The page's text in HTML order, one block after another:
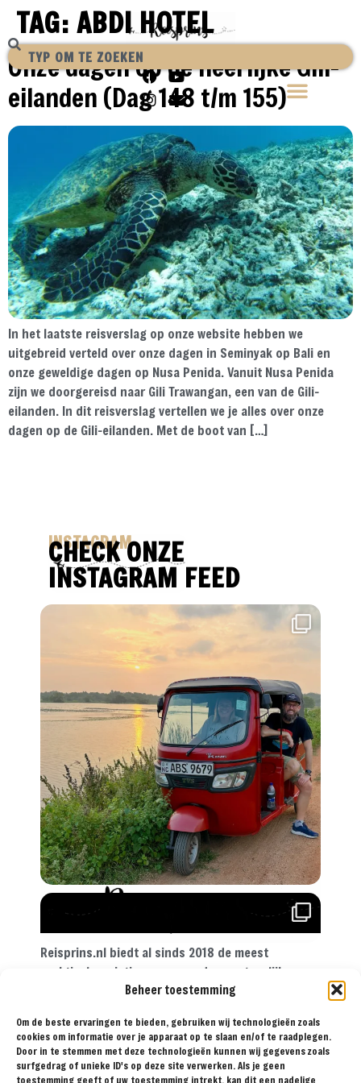
Beheer toestemming
Om de beste ervaringen te bieden, gebruiken wij technologieën zoals
cookies om informatie over je apparaat op te slaan en/of te raadplegen.
Door in te stemmen met deze technologieën kunnen wij gegevens zoals
surfgedrag of unieke ID's op deze site verwerken. Als je geen
toestemming geeft of uw toestemming intrekt, kan dit een nadelige
TAG: ABDI HOTEL
Onze dagen op de heerlijke Gili-
eilanden (Dag 148 t/m 155)
In het laatste reisverslag op onze website hebben we
uitgebreid verteld over onze dagen in Seminyak op Bali en
onze geweldige dagen op Nusa Penida. Vanuit Nusa Penida
zijn we doorgereisd naar Gili Trawangan, een van de Gili-
eilanden. In dit reisverslag vertellen we je alles over onze
dagen op de Gili-eilanden. Met de boot van […]
INSTAGRAM
CHECK ONZE
INSTAGRAM FEED
Reisprins.nl biedt al sinds 2018 de meest
praktische reistips aan voor de avontuurlijke
reiziger. Met onze tips, reisroutes en
BESTEMMINGEN
TIPSREISVERSLAGEN
OVER SAMENWERKEN